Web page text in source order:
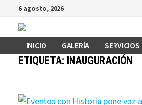
Saltar
contenido
6 agosto, 2026
INICIO GALERÍA SERVICIOS
ETIQUETA: INAUGURACIÓN